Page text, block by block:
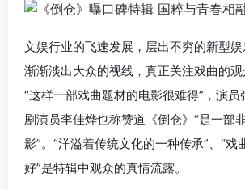
文娱行业的飞速发展，层出不穷的新型
渐渐淡出大众的视线，真正关注戏曲的观
“这样一部戏曲题材的电影很难得”，演
剧演员李佳烨也称赞道《倒仓》“是一部
影”。“洋溢着传统文化的一种传承”、“戏
好”是特辑中观众的真情流露。